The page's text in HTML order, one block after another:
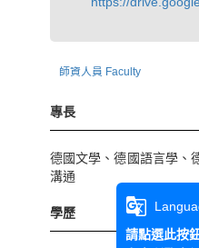
師資人員 Faculty
專長
德國文學、德國語言學、
溝通
學歷 g_translate
請點選此按